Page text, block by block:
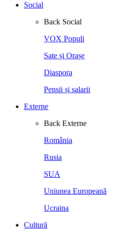
Social
Back Social
VOX Populi
Sate și Orașe
Diaspora
Pensii și salarii
Externe
Back Externe
România
Rusia
SUA
Uniunea Europeană
Ucraina
Cultură